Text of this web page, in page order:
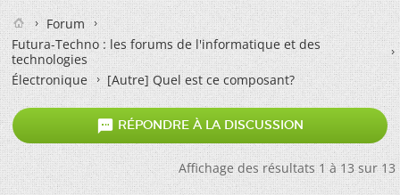
Forum
Futura-Techno : les forums de l'informatique et des
technologies
Électronique
[Autre] Quel est ce composant?
 RÉPONDRE À LA DISCUSSION
Affichage des résultats 1 à 13 sur 13